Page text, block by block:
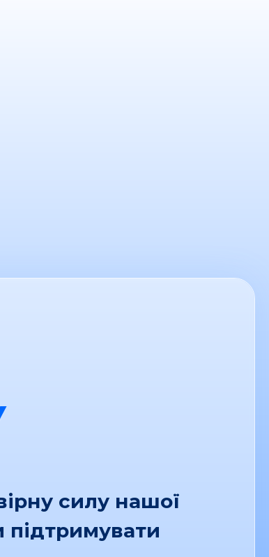
силу нашої
підтримувати